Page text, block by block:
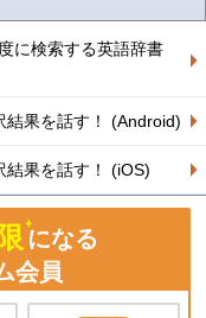
に検索する英語辞書
結果を話す！ (Android)
結果を話す！ (iOS)
になる
会員